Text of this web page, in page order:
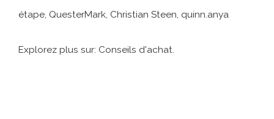
étape, QuesterMark, Christian Steen, quinn.anya
Explorez plus sur: Conseils d'achat.